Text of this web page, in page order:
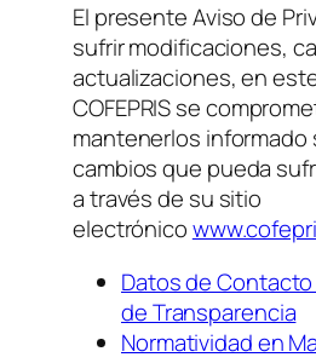
El presente Aviso de
sufrir modificaciones,
actualizaciones, en
COFEPRIS se
mantenerlos informado
cambios que pueda
a través de su sitio
electrónico
Datos de
de Transparencia
Normatividad en